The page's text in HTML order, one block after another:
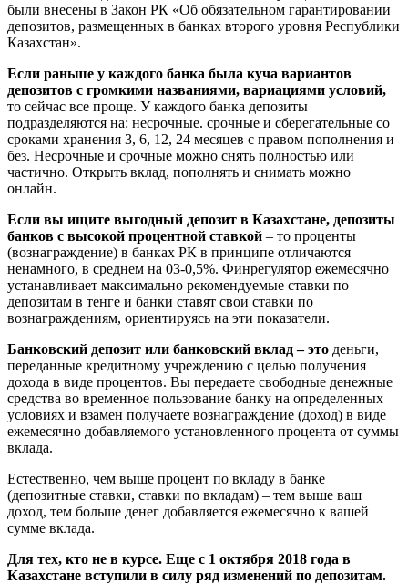
были внесены в Закон РК «Об обязательном гарантировании
депозитов, размещенных в банках второго уровня Республики
Казахстан».
Если раньше у каждого банка была куча вариантов
депозитов с громкими названиями, вариациями условий,
то сейчас все проще. У каждого банка депозиты
подразделяются на: несрочные. срочные и сберегательные со
сроками хранения 3, 6, 12, 24 месяцев с правом пополнения и
без. Несрочные и срочные можно снять полностью или
частично. Открыть вклад, пополнять и снимать можно
онлайн.
Если вы ищите выгодный депозит в Казахстане, депозиты
банков с высокой процентной ставкой – то проценты
(вознаграждение) в банках РК в принципе отличаются
ненамного, в среднем на 03-0,5%. Финрегулятор ежемесячно
устанавливает максимально рекомендуемые ставки по
депозитам в тенге и банки ставят свои ставки по
вознаграждениям, ориентируясь на эти показатели.
Банковский депозит или банковский вклад – это деньги,
переданные кредитному учреждению с целью получения
дохода в виде процентов. Вы передаете свободные денежные
средства во временное пользование банку на определенных
условиях и взамен получаете вознаграждение (доход) в виде
ежемесячно добавляемого установленного процента от суммы
вклада.
Естественно, чем выше процент по вкладу в банке
(депозитные ставки, ставки по вкладам) – тем выше ваш
доход, тем больше денег добавляется ежемесячно к вашей
сумме вклада.
Для тех, кто не в курсе. Еще с 1 октября 2018 года в
Казахстане вступили в силу ряд изменений по депозитам.